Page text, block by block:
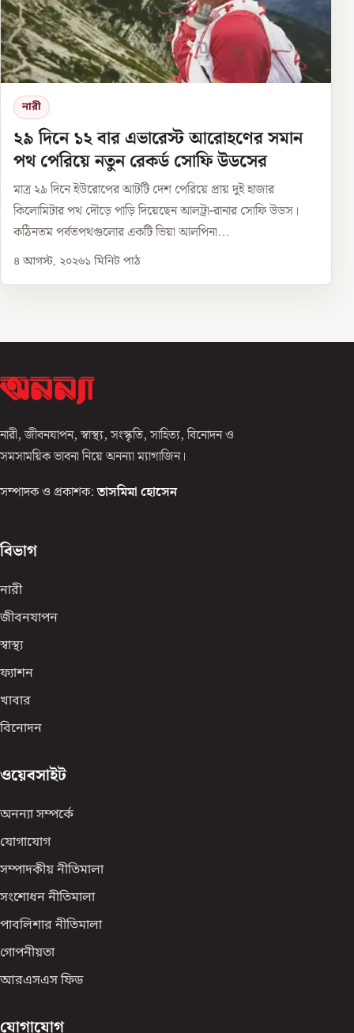
নারী
২৯ দিনে ১২ বার এভারেস্ট আরোহণের সমান
পথ পেরিয়ে নতুন রেকর্ড সোফি উডসের
মাত্র ২৯ দিনে ইউরোপের আটটি দেশ পেরিয়ে প্রায় দুই হাজার
কিলোমিটার পথ দৌড়ে পাড়ি দিয়েছেন আলট্রা-রানার সোফি উডস।
কঠিনতম পর্বতপথগুলোর একটি ভিয়া আলপিনা...
৪ আগস্ট, ২০২৬১ মিনিট পাঠ
নারী, জীবনযাপন, স্বাস্থ্য, সংস্কৃতি, সাহিত্য, বিনোদন ও
সমসাময়িক ভাবনা নিয়ে অনন্যা ম্যাগাজিন।
সম্পাদক ও প্রকাশক: তাসমিমা হোসেন
বিভাগ
নারী
জীবনযাপন
স্বাস্থ্য
ফ্যাশন
খাবার
বিনোদন
ওয়েবসাইট
অনন্যা সম্পর্কে
যোগাযোগ
সম্পাদকীয় নীতিমালা
সংশোধন নীতিমালা
পাবলিশার নীতিমালা
গোপনীয়তা
আরএসএস ফিড
যোগাযোগ